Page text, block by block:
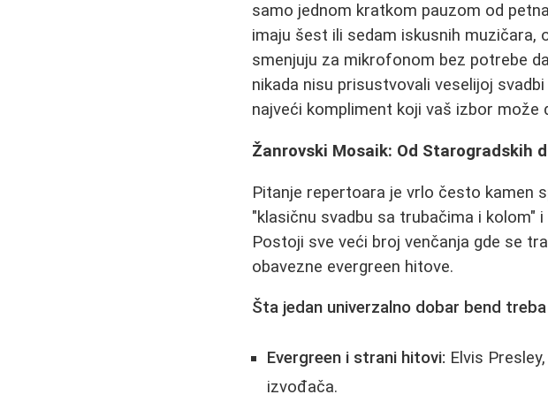
samo jednom kratkom pauzom od
imaju šest ili sedam iskusnih muzičara,
smenjuju za mikrofonom bez potrebe
nikada nisu prisustvovali veselijoj
najveći kompliment koji vaš izbor može
Žanrovski Mosaik: Od Starogradskih
Pitanje repertoara je vrlo često kamen
"klasičnu svadbu sa trubačima i kolom"
Postoji sve veći broj venčanja gde se
obavezne evergreen hitove.
Šta jedan univerzalno dobar bend
Evergreen i strani hitovi: Elvis
izvođača.